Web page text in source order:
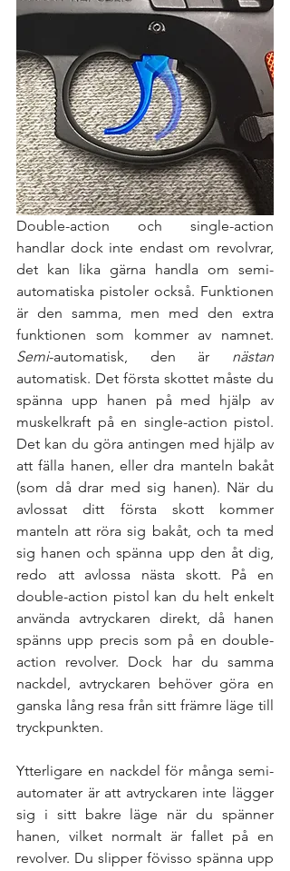
Double-action och single-action
handlar dock inte endast om revolvrar,
det kan lika gärna handla om semi-
automatiska pistoler också. Funktionen
är den samma, men med den extra
Semi-automatisk, den är
automatisk. Det första skottet måste du
spänna upp hanen på med hjälp av
muskelkraft på en single-action pistol.
Det kan du göra antingen med hjälp av
att fälla hanen, eller dra manteln bakåt
(som då drar med sig hanen). När du
avlossat ditt första skott kommer
manteln att röra sig bakåt, och ta med
sig hanen och spänna upp den åt dig,
redo att avlossa nästa skott. På en
double-action pistol kan du helt enkelt
använda avtryckaren direkt, då hanen
spänns upp precis som på en double-
action revolver. Dock har du samma
nackdel, avtryckaren behöver göra en
ganska lång resa från sitt främre läge till
tryckpunkten.
Ytterligare en nackdel för många semi-
automater är att avtryckaren inte lägger
sig i sitt bakre läge när du spänner
hanen, vilket normalt är fallet på en
revolver. Du slipper fövisso spänna upp